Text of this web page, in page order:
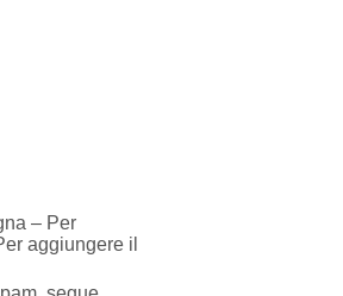
– Per
aggiungere il